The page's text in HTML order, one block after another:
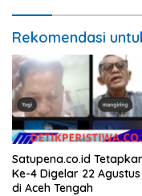
Rekomendasi
Satupena.co.id
Ke-4 Digelar 22
di Aceh Tengah